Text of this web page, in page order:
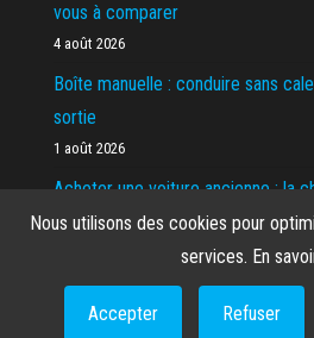
vous à comparer
4 août 2026
Boîte manuelle : conduire sans
sortie
1 août 2026
Acheter une voiture ancienne : la
24 juillet 2026
© 2026BMW
Nous utilisons des cookies pour
services. En
Accepter Refuser